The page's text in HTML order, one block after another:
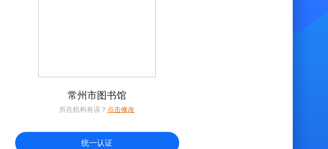
常州市图书馆
所在机构有误？ 点击修改
统一认证